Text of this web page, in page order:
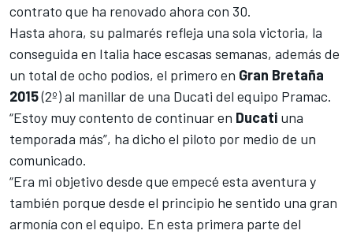
contrato que ha renovado ahora con 30.
Hasta ahora, su palmarés refleja una sola victoria, la
conseguida en Italia hace escasas semanas, además de
un total de ocho podios, el primero en Gran Bretaña
2015(2º) al manillar de una Ducati del equipo Pramac.
“Estoy muy contento de continuar en Ducati una
temporada más”, ha dicho el piloto por medio de un
comunicado.
“Era mi objetivo desde que empecé esta aventura y
también porque desde el principio he sentido una gran
armonía con el equipo. En esta primera parte del